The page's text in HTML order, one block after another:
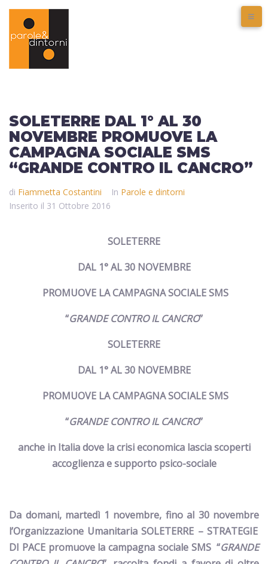
SOLETERRE DAL 1° AL 30
NOVEMBRE PROMUOVE LA
CAMPAGNA SOCIALE SMS
“GRANDE CONTRO IL CANCRO”
di Fiammetta Costantini In Parole e dintorni
Inserito il 31 Ottobre 2016
SOLETERRE
DAL 1° AL 30 NOVEMBRE
PROMUOVE LA CAMPAGNA SOCIALE SMS
“GRANDE CONTRO IL CANCRO”
SOLETERRE
DAL 1° AL 30 NOVEMBRE
PROMUOVE LA CAMPAGNA SOCIALE SMS
“GRANDE CONTRO IL CANCRO”
anche in Italia dove la crisi economica lascia scoperti
accoglienza e supporto psico-sociale
Da domani, martedì 1 novembre, fino al 30 novembre
l’Organizzazione Umanitaria SOLETERRE – STRATEGIE
DI PACE promuove la campagna sociale SMS “GRANDE